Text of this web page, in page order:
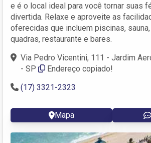
e é o local ideal para você tornar suas
divertida. Relaxe e aproveite as
oferecidas que incluem piscinas,
quadras, restaurante e bares.
Via Pedro Vicentini, 111 - Jardim
- SP
Endereço copiado!
(17) 3321-2323
Mapa